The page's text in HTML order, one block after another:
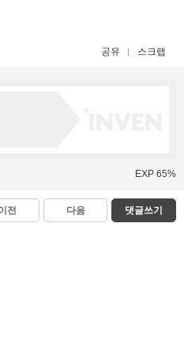
공유 스크랩
EXP 65%
전 다음 댓글쓰기